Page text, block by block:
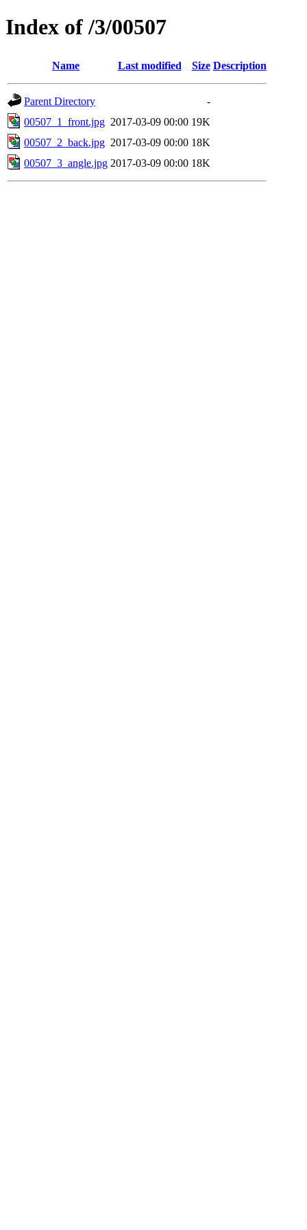
Index of /3/00507
Name Last modified Size Description
Parent Directory
-
00507_1_front.jpg 2017-03-09 00:00 19K
00507_2_back.jpg 2017-03-09 00:00 18K
00507_3_angle.jpg 2017-03-09 00:00 18K